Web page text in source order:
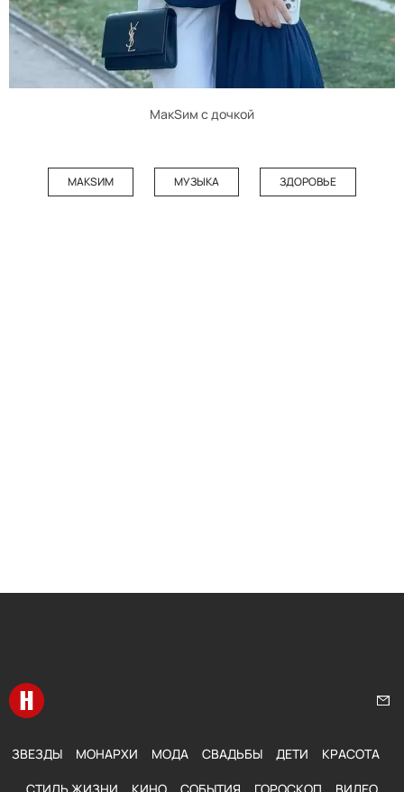
МакSим с дочкой
МАКSИМ МУЗЫКА ЗДОРОВЬЕ
Перейти на главную
ЗВЕЗДЫ МОНАРХИ МОДА СВАДЬБЫ ДЕТИ КРАСОТА